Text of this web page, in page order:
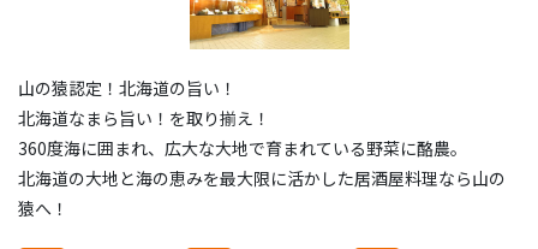
山の猿認定！北海道の旨い！
北海道なまら旨い！を取り揃え！
360度海に囲まれ、広大な大地で育まれている野菜に酪農。
北海道の大地と海の恵みを最大限に活かした居酒屋料理なら山の
猿へ！